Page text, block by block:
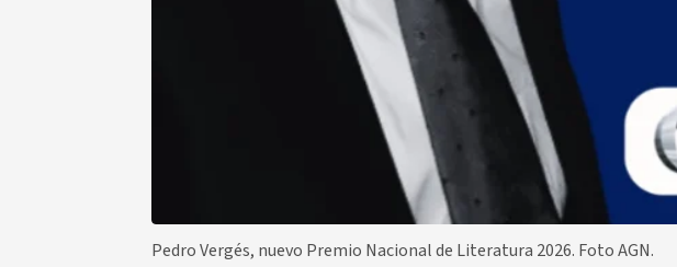
Pedro Vergés, nuevo Premio Nacional de Literatura 2026. Foto AGN.